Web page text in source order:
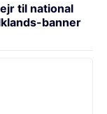
til national
banner